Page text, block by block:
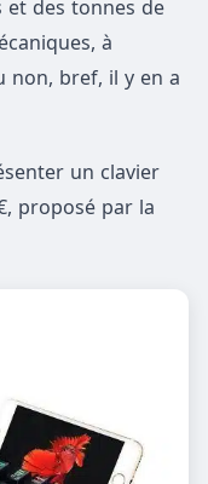
et des tonnes de
à
non, bref, il y en a
un clavier
proposé par la